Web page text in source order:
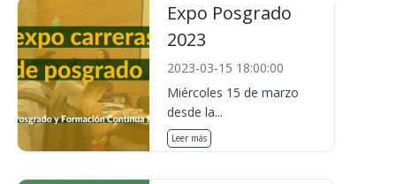
Expo Posgrado
2023
2023-03-15 18:00:00
Miércoles 15 de marzo
desde la...
Leer más